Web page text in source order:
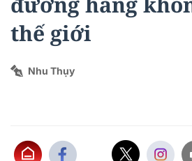
thế giới
Nhu Thụy